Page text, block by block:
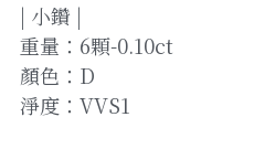
| 小鑽 |
重量：6顆-0.10ct
顏色：D
淨度：VVS1